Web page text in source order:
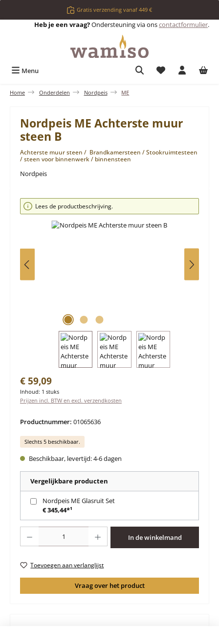
Ga naar de hoofdinhoudGratis verzending vanaf 449 €
Heb je een vraag?Ondersteuning via onscontactformulier.
Menu Je hebt 0 items
Home Onderdelen Nordpeis ME
Nordpeis ME Achterste muur
steen B
Achterste muur steen / Brandkamersteen / Stookruimtesteen
/ steen voor binnenwerk / binnensteen
Nordpeis
Afbeeldingengalerij overslaan
Lees de productbeschrijving.
Normale prijs:
€ 59,09
Inhoud: 1 stuks
Prijzen incl. BTW en excl. verzendkosten
Productnummer: 01065636
Slechts 5 beschikbaar.
Beschikbaar, levertijd: 4-6 dagen
Vergelijkbare producten
Nordpeis ME Glasruit Set
€ 345,44*¹
In de winkelmand
Toevoegen aan verlanglijst
Vraag over het product